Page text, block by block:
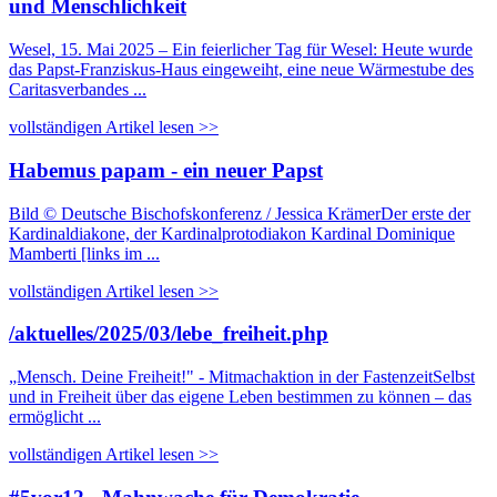
und Menschlichkeit
Wesel, 15. Mai 2025 – Ein feierlicher Tag für Wesel: Heute wurde
das Papst-Franziskus-Haus eingeweiht, eine neue Wärmestube des
Caritasverbandes ...
vollständigen Artikel lesen >>
Habemus papam - ein neuer Papst
Bild © Deutsche Bischofskonferenz / Jessica KrämerDer erste der
Kardinaldiakone, der Kardinalprotodiakon Kardinal Dominique
Mamberti [links im ...
vollständigen Artikel lesen >>
/aktuelles/2025/03/lebe_freiheit.php
„Mensch. Deine Freiheit!" - Mitmachaktion in der FastenzeitSelbst
und in Freiheit über das eigene Leben bestimmen zu können – das
ermöglicht ...
vollständigen Artikel lesen >>